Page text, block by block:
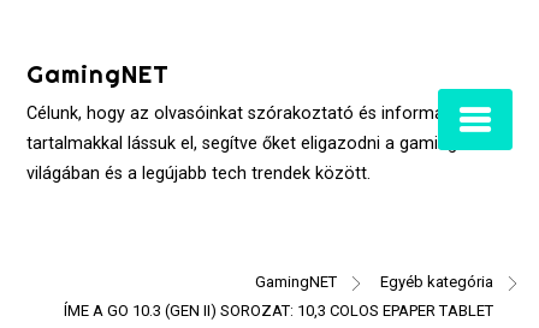
contentGamingNET
Célunk, hogy az olvasóinkat szórakoztató és informatív
tartalmakkal lássuk el, segítve őket eligazodni a gaming
világában és a legújabb tech trendek között.
GamingNET
Egyéb kategória
ÍME A GO 10.3 (GEN II) SOROZAT: 10,3 COLOS EPAPER TABLET